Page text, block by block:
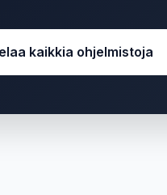
kaikkia ohjelmistoja